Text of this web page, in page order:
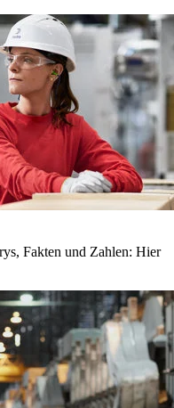
Fakten und Zahlen: Hier